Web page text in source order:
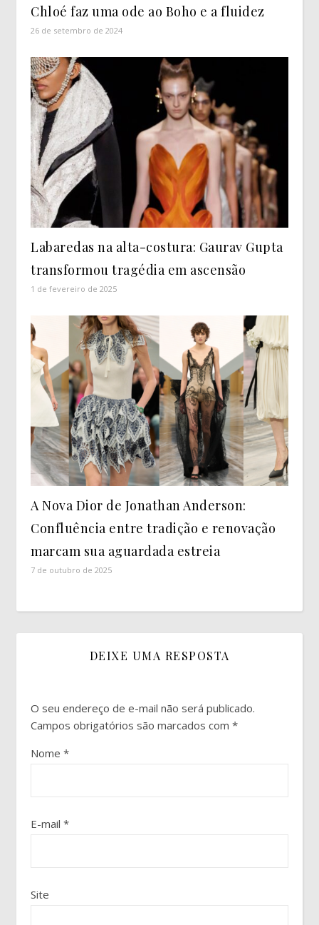
Chloé faz uma ode ao Boho e a fluidez
26 de setembro de 2024
Labaredas na alta-costura: Gaurav Gupta
transformou tragédia em ascensão
1 de fevereiro de 2025
A Nova Dior de Jonathan Anderson:
Confluência entre tradição e renovação
marcam sua aguardada estreia
7 de outubro de 2025
DEIXE UMA RESPOSTA
O seu endereço de e-mail não será publicado.
Campos obrigatórios são marcados com *
Nome *
E-mail *
Site